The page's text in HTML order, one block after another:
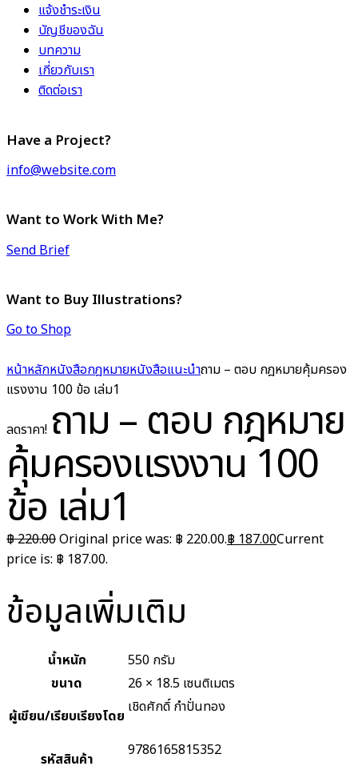
แจ้งชำระเงิน
บัญชีของฉัน
บทความ
เกี่ยวกับเรา
ติดต่อเรา
Have a Project?
info@website.com
Want to Work With Me?
Send Brief
Want to Buy Illustrations?
Go to Shop
หน้าหลักหนังสือกฎหมายหนังสือแนะนำถาม – ตอบ กฎหมายคุ้มครอง
แรงงาน 100 ข้อ เล่ม1
ลดราคา! ถาม – ตอบ กฎหมาย
คุ้มครองแรงงาน 100
ข้อ เล่ม1
฿220.00Original price was: ฿ 220.00.฿187.00Current
price is: ฿ 187.00.
ข้อมูลเพิ่มเติม
น้ำหนัก
550 กรัม
ขนาด
26 × 18.5 เซนติเมตร
ผู้เขียน/เรียบเรียงโดย เชิดศักดิ์ กำปั่นทอง
รหัสสินค้า 9786165815352